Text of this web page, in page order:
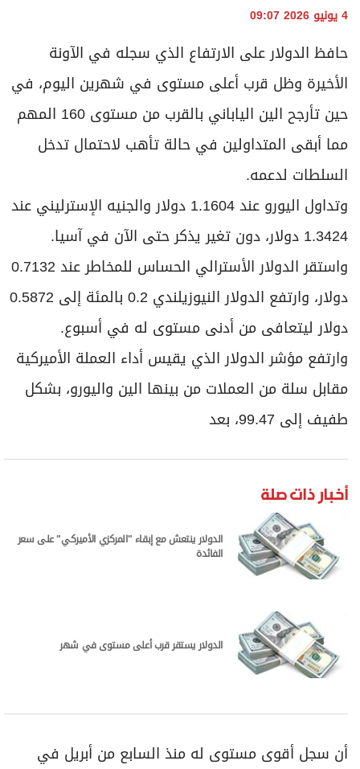
مواقيت الصلاة
الأحوال الجوية
4 يونيو 2026 09:07
حافظ ⁠الدولار على الارتفاع الذي سجله في الآونة
الأخيرة وظل قرب أعلى مستوى في شهرين اليوم، في
حين تأرجح الين الياباني ​بالقرب من مستوى 160 المهم
مما أبقى المتداولين في حالة تأهب لاحتمال تدخل
السلطات لدعمه.
وتداول اليورو عند 1.1604 دولار ⁠والجنيه الإسترليني عند
1.3424 دولار، ​دون تغير يذكر حتى ⁠الآن في آسيا.
واستقر الدولار الأسترالي الحساس للمخاطر عند ⁠0.7132
دولار، وارتفع الدولار النيوزيلندي 0.2 بالمئة إلى 0.5872
دولار ليتعافى من ⁠أدنى مستوى له في أسبوع.
وارتفع مؤشر الدولار الذي يقيس أداء العملة الأميركية
مقابل سلة من العملات ⁠من بينها ​الين واليورو، بشكل
طفيف ⁠إلى 99.47، بعد
أخبار ذات صلة
الدولار ينتعش مع إبقاء "المركزي الأميركي" على سعر
الفائدة
الدولار يستقر قرب أعلى مستوى في شهر
أن سجل أقوى مستوى له منذ السابع من أبريل في